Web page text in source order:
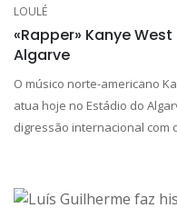
LOULÉ
«Rapper» Kanye
Algarve
O músico norte-americano
atua hoje no Estádio do
digressão internacional com